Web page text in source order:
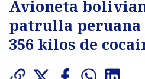
Avioneta
patrulla peruana
356 kilos de